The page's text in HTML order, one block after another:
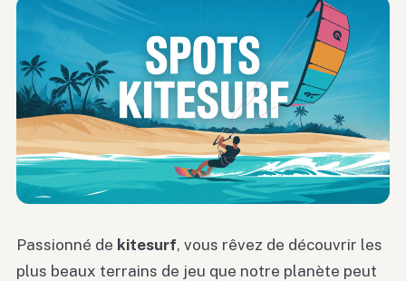
Passionné de kitesurf, vous rêvez de découvrir les
plus beaux terrains de jeu que notre planète peut